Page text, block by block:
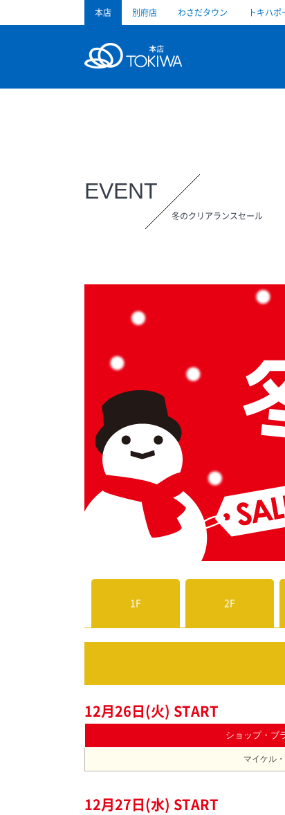
本店 別府店 わさだタウン トキハ
EVENT
冬のクリアランスセール
1F 2F
12月26日(火) START
ショップ・ブ
マイケル
12月27日(水) START